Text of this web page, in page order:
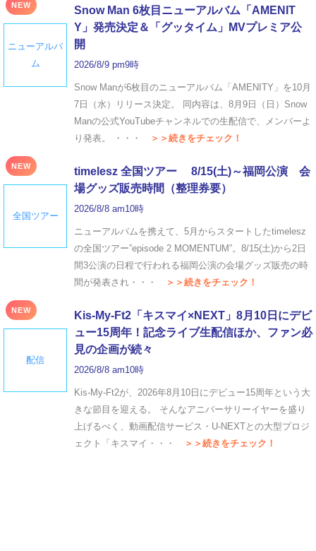
NEW
ニューアルバ
ム
Snow Man 6枚目ニューアルバム「AMENIT
Y」発売決定＆「グッタイム」MVプレミア公
開
2026/8/9 pm9時
Snow Manが6枚目のニューアルバム「AMENITY」を10月
7日（水）リリース決定。 同内容は、8月9日（日）Snow
Manの公式YouTubeチャンネルでの生配信で、メンバーよ
り発表。 ・・・
＞＞続きをチェック！
NEW
全国ツアー
timelesz 全国ツアー 8/15(土)～福岡公演 会
場グッズ販売時間（整理券要）
2026/8/8 am10時
ニューアルバムを携えて、5月からスタートしたtimelesz
の全国ツアー”episode 2 MOMENTUM”。8/15(土)から2日
間3公演の日程で行われる福岡公演の会場グッズ販売の時
間が発表され・・・
＞＞続きをチェック！
NEW
配信
Kis-My-Ft2「キスマイ×NEXT」8月10日にデビ
ュー15周年！記念ライブ生配信ほか、ファン必
見の企画が続々
2026/8/8 am10時
Kis-My-Ft2が、2026年8月10日にデビュー15周年という大
きな節目を迎える。 そんなアニバーサリーイヤーを盛り
上げるべく、動画配信サービス・U-NEXTとの大型プロジ
ェクト「キスマイ・・・
＞＞続きをチェック！